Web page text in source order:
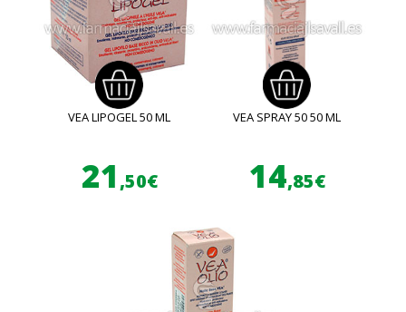
VEA LIPOGEL 50 ML
21 ,50€
VEA SPRAY 50 50 ML
14,85€